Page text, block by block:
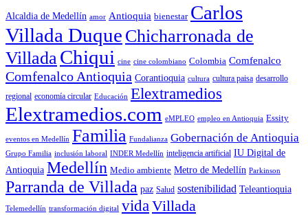
Alcaldia de Medellín amor Antioquia bienestar Carlos
Villada Duque Chicharronada de
Villada Chiqui cine cine colombiano Colombia Comfenalco
Comfenalco Antioquia Corantioquia cultura cultura paisa desarrollo
regional economía circular Educación Elextramedios
Elextramedios.com eMPLEO empleo en Antioquia Essity
eventos en Medellín Familia Fundalianza Gobernación de Antioquia
Grupo Familia inclusión laboral INDER Medellín inteligencia artificial IU Digital de
Antioquia Medellín Medio ambiente Metro de Medellín Parkinson
Parranda de Villada paz Salud sostenibilidad Teleantioquia
Telemedellín transformación digital vida Villada